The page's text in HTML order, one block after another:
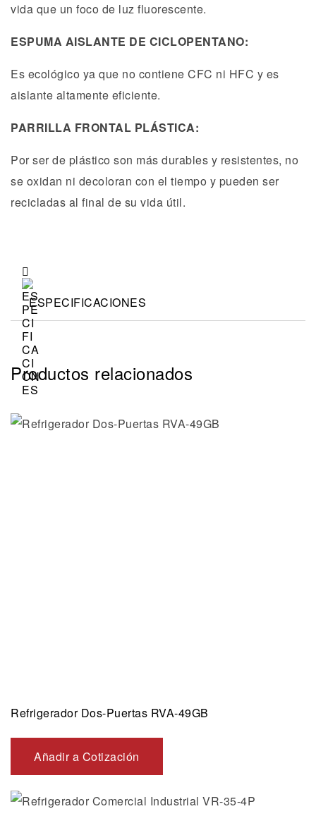
vida que un foco de luz fluorescente.
ESPUMA AISLANTE DE CICLOPENTANO:
Es ecológico ya que no contiene CFC ni HFC y es
aislante altamente eficiente.
PARRILLA FRONTAL PLÁSTICA:
Por ser de plástico son más durables y resistentes, no
se oxidan ni decoloran con el tiempo y pueden ser
recicladas al final de su vida útil.
ESPECIFICACIONES
Productos relacionados
Refrigerador Dos-Puertas RVA-49GB
Añadir a Cotización